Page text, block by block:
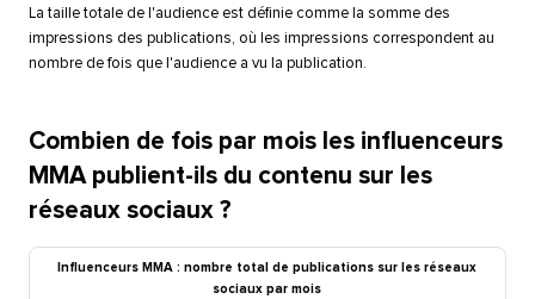
La taille totale de l'audience est définie comme la somme des
impressions des publications, où les impressions correspondent au
nombre de fois que l'audience a vu la publication.​​
Combien de fois par mois les influenceurs
MMA publient-ils du contenu sur les
réseaux sociaux ?​​
Influenceurs MMA : nombre total de publications sur les réseaux
sociaux par mois​​